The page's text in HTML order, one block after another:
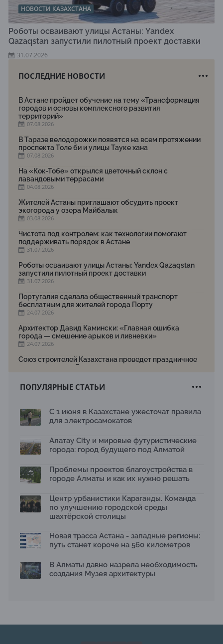
НОВОСТИ КАЗАХСТАНА
Роботы осваивают улицы Астаны: Yandex
Qazaqstan запустили пилотный проект доставки
31.07.2026
ПОСЛЕДНИЕ НОВОСТИ
В Астане пройдет обучение на тему «Трансформация
городов и основы комплексного развития
территорий»
07.08.2026
В Таразе велодорожки появятся на всем протяжении
проспекта Толе би и улицы Тауке хана
07.08.2026
На «Кок-Тобе» открылся цветочный склон с
лавандовыми террасами
04.08.2026
Жителей Астаны приглашают обсудить проект
экогорода у озера Майбалык
03.08.2026
Чистота под контролем: как технологии помогают
поддерживать порядок в Астане
31.07.2026
Роботы осваивают улицы Астаны: Yandex Qazaqstan
запустили пилотный проект доставки
31.07.2026
Португалия сделала общественный транспорт
бесплатным для жителей города Порту
24.07.2026
Архитектор Давид Камински: «Главная ошибка
города — смешение арыков и ливневки»
24.07.2026
Союз строителей Казахстана проведет праздничное
мероприятие ко Дню строителя
Новый Строительный кодекс: что изменилось для
17.07.2026
рободоставки в Астане
15.07.2026
2026 принимает заявки до 31 июля
13.07.2026
темой новой выставки в «Целинном»
13.07.2026
Қазақстан»: воспитанники подарили вторую жизнь
отходам
08.07.2026
Ко Дню столицы в Нуре благоустроили шесть
общественных пространств
06.07.2026
МЧС усилило мониторинг рек и моренных озер после
ПОПУЛЯРНЫЕ СТАТЬИ
С 1 июня в Казахстане ужесточат правила
для электросамокатов
Алатау City и мировые футуристические
города: город будущего под Алматой
Проблемы проектов благоустройства в
городе Алматы и как их нужно решать
Центр урбанистики Караганды. Команда
по улучшению городской среды
шахтёрской столицы
Новая трасса Астана - западные регионы:
путь станет короче на 560 километров
В Алматы давно назрела необходимость
создания Музея архитектуры